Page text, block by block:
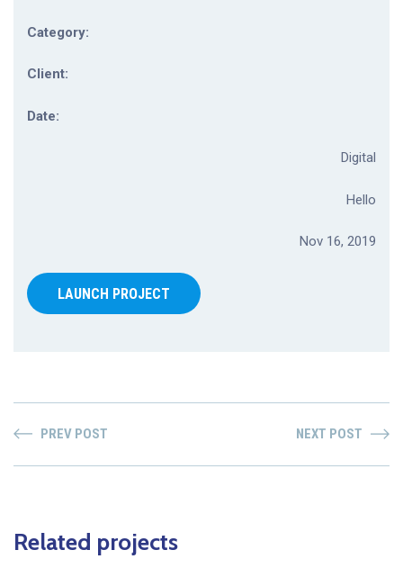
Category:
Client:
Date:
Digital
Hello
Nov 16, 2019
LAUNCH PROJECT
PREV POST NEXT POST
Related projects